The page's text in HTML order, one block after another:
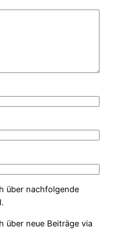
über nachfolgende
über neue Beiträge via